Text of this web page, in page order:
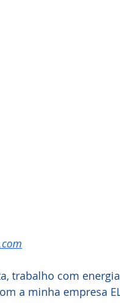
trabalho com
a minha empresa